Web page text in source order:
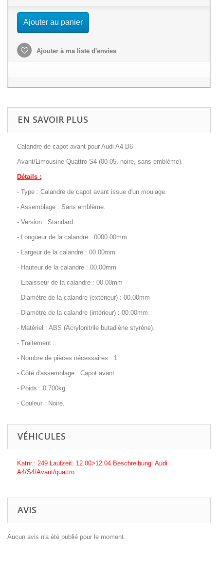
Ajouter au panier
Ajouter à ma liste d'envies
EN SAVOIR PLUS
Calandre de capot avant pour Audi A4 B6
Avant/Limousine Quattro S4 (00-05, noire, sans emblème).
Détails :
- Type : Calandre de capot avant issue d'un moulage.
- Assemblage : Sans emblème.
- Version : Standard.
- Longueur de la calandre : 0000.00mm
- Largeur de la calandre : 00.00mm
- Hauteur de la calandre : 00.00mm
- Epaisseur de la calandre : 00.00mm
- Diamètre de la calandre (extérieur) : 00.00mm
- Diamètre de la calandre (intérieur) : 00.00mm
- Matériel : ABS (Acrylonitrile butadiène styrène).
- Traitement :
- Nombre de pièces nécessaires : 1
- Côté d'assemblage : Capot avant.
- Poids : 0.700kg
- Couleur : Noire.
VÉHICULES
Katnr.: 249 Laufzeit: 12.00>12.04 Beschreibung: Audi
A4/S4/Avant/quattro
AVIS
Aucun avis n'a été publié pour le moment.